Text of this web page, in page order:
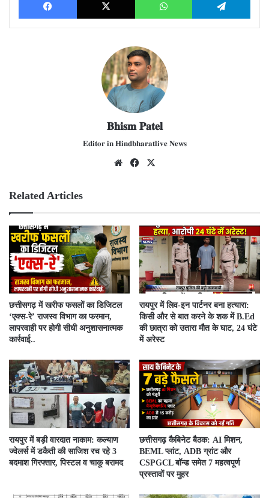
𝐁𝐡𝐢𝐬𝐦 𝐏𝐚𝐭𝐞𝐥
𝐄𝐝𝐢𝐭𝐨𝐫 𝐢𝐧 𝐇𝐢𝐧𝐝𝐛𝐡𝐚𝐫𝐚𝐭𝐥𝐢𝐯𝐞 𝐍𝐞𝐰𝐬
We
Fac
Related Articles
​छत्तीसगढ़ में खरीफ फसलों का डिजिटल
‘एक्स-रे’ राजस्व विभाग का फरमान,
लापरवाही पर होगी सीधी अनुशासनात्मक
कार्रवाई..
रायपुर में लिव-इन पार्टनर बना हत्यारा:
किसी और से बात करने के शक में B.Ed
की छात्रा को उतारा मौत के घाट, 24 घंटे
में अरेस्ट
रायपुर में बड़ी वारदात नाकाम: कल्याण
ज्वेलर्स में डकैती की साजिश रच रहे 3
बदमाश गिरफ्तार, पिस्टल व चाकू बरामद
छत्तीसगढ़ कैबिनेट बैठक: AI मिशन,
BEML प्लांट, ADB ग्रांट और
CSPGCL बॉन्ड समेत 7 महत्वपूर्ण
प्रस्तावों पर मुहर